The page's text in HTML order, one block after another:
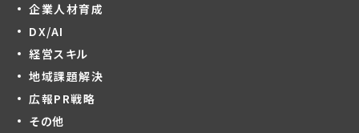
企業人材育成
DX/AI
経営スキル
地域課題解決
広報PR戦略
その他